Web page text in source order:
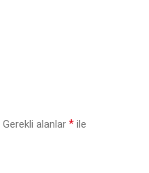
Gerekli alanlar * ile